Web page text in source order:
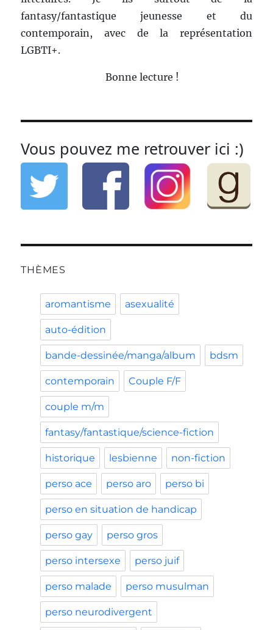
fantasy/fantastique jeunesse et du
contemporain, avec de la représentation
LGBTI+.
Bonne lecture !
Vous pouvez me retrouver ici :)
THÈMES
aromantisme asexualité
auto-édition
bande-dessinée/manga/album bdsm
contemporain Couple F/F
couple m/m
fantasy/fantastique/science-fiction
historique lesbienne non-fiction
perso ace perso aro perso bi
perso en situation de handicap
perso gay perso gros
perso intersexe perso juif
perso malade perso musulman
perso neurodivergent